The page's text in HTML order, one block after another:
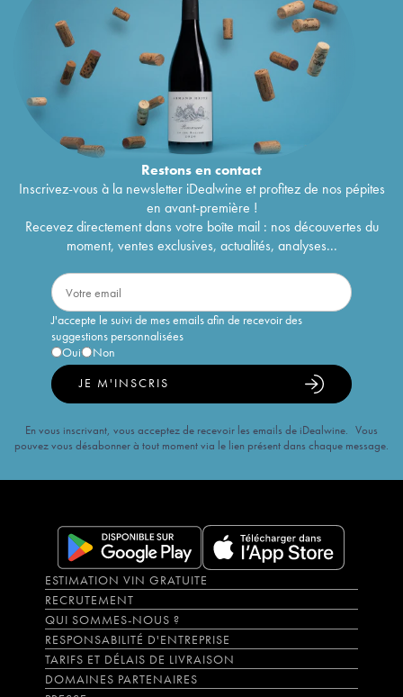
Restons encontact
Inscrivez-vous à la newsletter iDealwine et profitez de nos pépites
en avant-première !
Recevez directement dans votre boîte mail : nos découvertes du
moment, ventes exclusives, actualités, analyses...
J'accepte le suivi de mes emails afin de recevoir des
suggestions personnalisées
Oui
Non
JE M'INSCRIS
En vous inscrivant, vous acceptez de recevoir les emails de iDealwine. Vous
pouvez vous désabonner à tout moment via le lien présent dans chaque message.
ESTIMATION VIN GRATUITE
RECRUTEMENT
QUI SOMMES-NOUS ?
RESPONSABILITÉ D'ENTREPRISE
TARIFS ET DÉLAIS DE LIVRAISON
DOMAINES PARTENAIRES